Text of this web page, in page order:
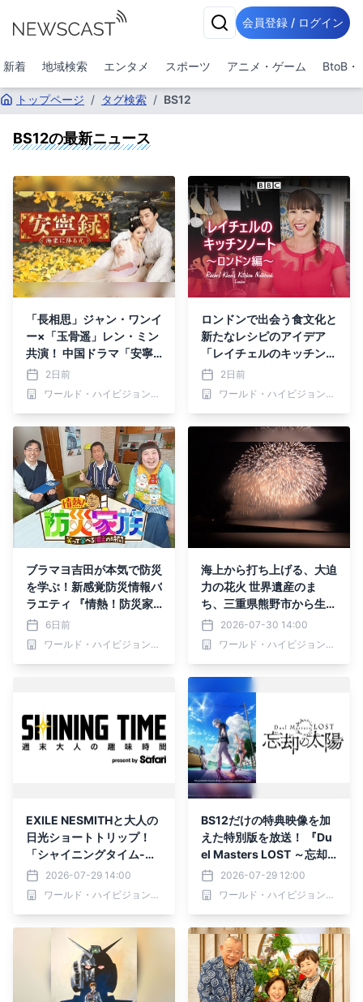
会員登録 / ログイン
新着 地域検索 エンタメ スポーツ アニメ・ゲーム BtoB・
トップページ / タグ検索 / BS12
BS12の最新ニュース
「長相思」ジャン・ワンイ
ー×「玉骨遥」レン・ミン
共演！ 中国ドラマ「安寧
録～海棠に降る光～」 8月
10日（月）夕方4時～ B
S12 トゥエルビで放送スタ
2日前
ワールド・ハイビジョン・チャンネル株式会社
ロンドンで出会う食文化と
新たなレシピのアイデア
「レイチェルのキッチンノ
ート ～ロンドン編～」 8
月10日（月）よる7時～B
S12 トゥエルビで放送開始
2日前
ワールド・ハイビジョン・チャンネル株式会社
ブラマヨ吉田が本気で防災
を学ぶ！新感覚防災情報バ
ラエティ 『情熱！防災家
族 ～笑って学べる「備
え」の時間～』 8月2日
（日）夕方6時30分～BS1
6日前
ワールド・ハイビジョン・チャンネル株式会社
海上から打ち上げる、大迫
力の花火 世界遺産のま
ち、三重県熊野市から生中
継！ 「2026熊野大花火大
会 生中継」8月17日（月）
よる7時～BS12で放送
2026-07-30 14:00
ワールド・ハイビジョン・チャンネル株式会社
EXILE NESMITHと大人の
日光ショートトリップ！
「シャイニングタイム-週
末 大人の趣味時間-」 7月
30日（木）夕方6時30分
～ BS12 トゥエルビで全国
2026-07-29 14:00
ワールド・ハイビジョン・チャンネル株式会社
BS12だけの特典映像を加
えた特別版を放送！ 『Du
el Masters LOST ～忘却
の太陽～』 9月2日（水）
深夜2時～スタート 全国
無料放送BS12 トゥエルビ
2026-07-29 12:00
ワールド・ハイビジョン・チャンネル株式会社